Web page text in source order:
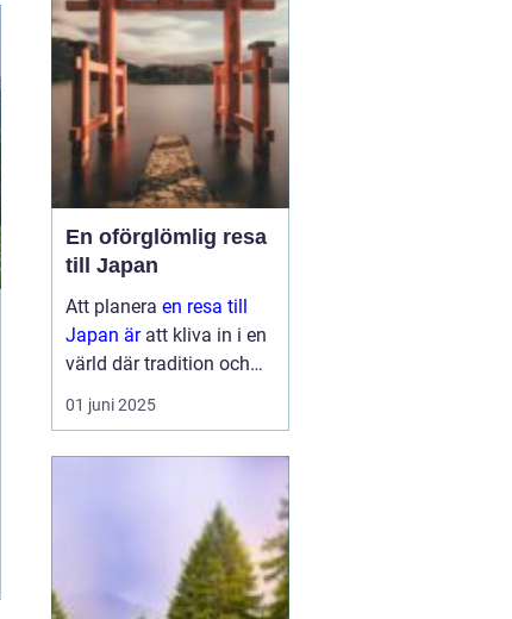
En oförglömlig resa
till Japan
Att planera en resa till
Japan äratt kliva in i en
värld där tradition och
modernitet möts. Detta
fascinerande land
01 juni 2025